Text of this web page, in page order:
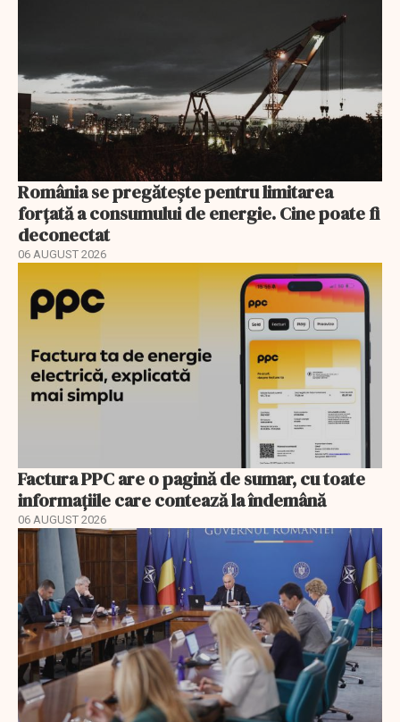
România se pregătește pentru limitarea
forțată a consumului de energie. Cine poate fi
deconectat
06 AUGUST 2026
Factura PPC are o pagină de sumar, cu toate
informațiile care contează la îndemână
06 AUGUST 2026